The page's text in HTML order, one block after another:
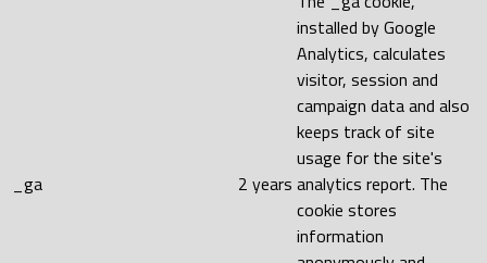
_ga 2 years
installed by Google
Analytics, calculates
visitor, session and
campaign data and also
keeps track of site
usage for the site's
analytics report. The
cookie stores
information